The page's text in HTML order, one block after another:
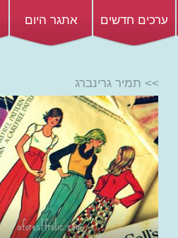
ערכים חדשים אתגר היום
>> תמיר גרינברג